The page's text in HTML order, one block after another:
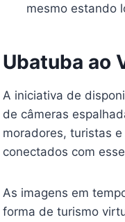
mesmo estando
Ubatuba ao
A iniciativa de
de câmeras
moradores, turistas
conectados com
As imagens em
forma de turismo